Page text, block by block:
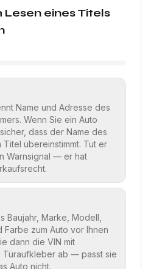
Lesen eines Titels
Name und Adresse des
Wenn Sie ein Auto
dass der Name des
übereinstimmt. Tut er
Warnsignal — er hat
Baujahr, Marke, Modell,
Farbe zum Auto vor Ihnen
dann die VIN mit
Türaufkleber ab — passt sie
Auto nicht.